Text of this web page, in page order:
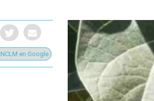
Presiona Intro para buscar o ESC para cerrar
en Google